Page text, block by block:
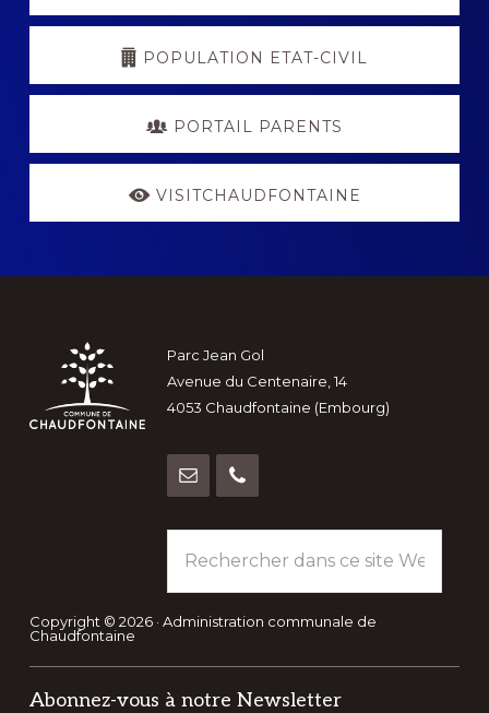
POPULATION ETAT-CIVIL
PORTAIL PARENTS
VISITCHAUDFONTAINE
Footer
Parc Jean Gol
Avenue du Centenaire, 14
4053 Chaudfontaine (Embourg)
dans
ce
site
Copyright © 2026 · Administration communale de
Chaudfontaine
Abonnez-vous à notre Newsletter